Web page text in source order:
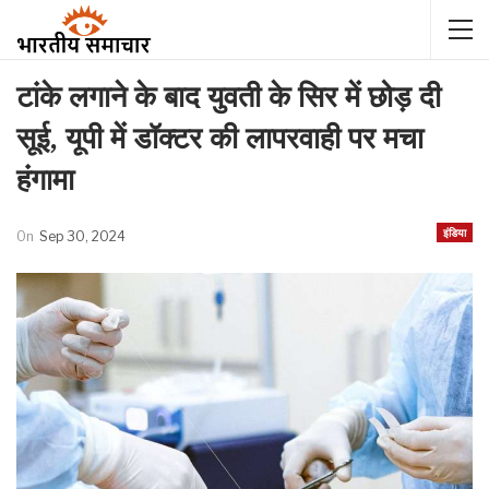
टांके लगाने के बाद युवती के सिर में छोड़ दी
सूई, यूपी में डॉक्टर की लापरवाही पर मचा
हंगामा
इंडिया
On Sep 30, 2024